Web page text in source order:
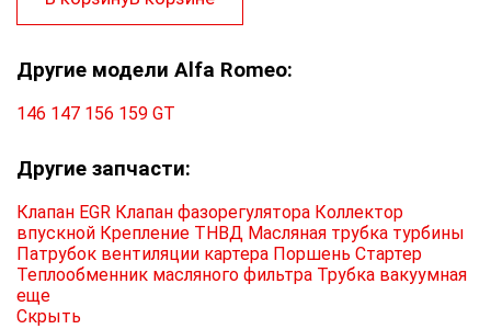
Другие модели Alfa Romeo:
146 147 156 159 GT
Другие запчасти:
Клапан EGR Клапан фазорегулятора Коллектор
впускной Крепление ТНВД Масляная трубка турбины
Патрубок вентиляции картера Поршень Стартер
Теплообменник масляного фильтра Трубка вакуумная
еще
Скрыть